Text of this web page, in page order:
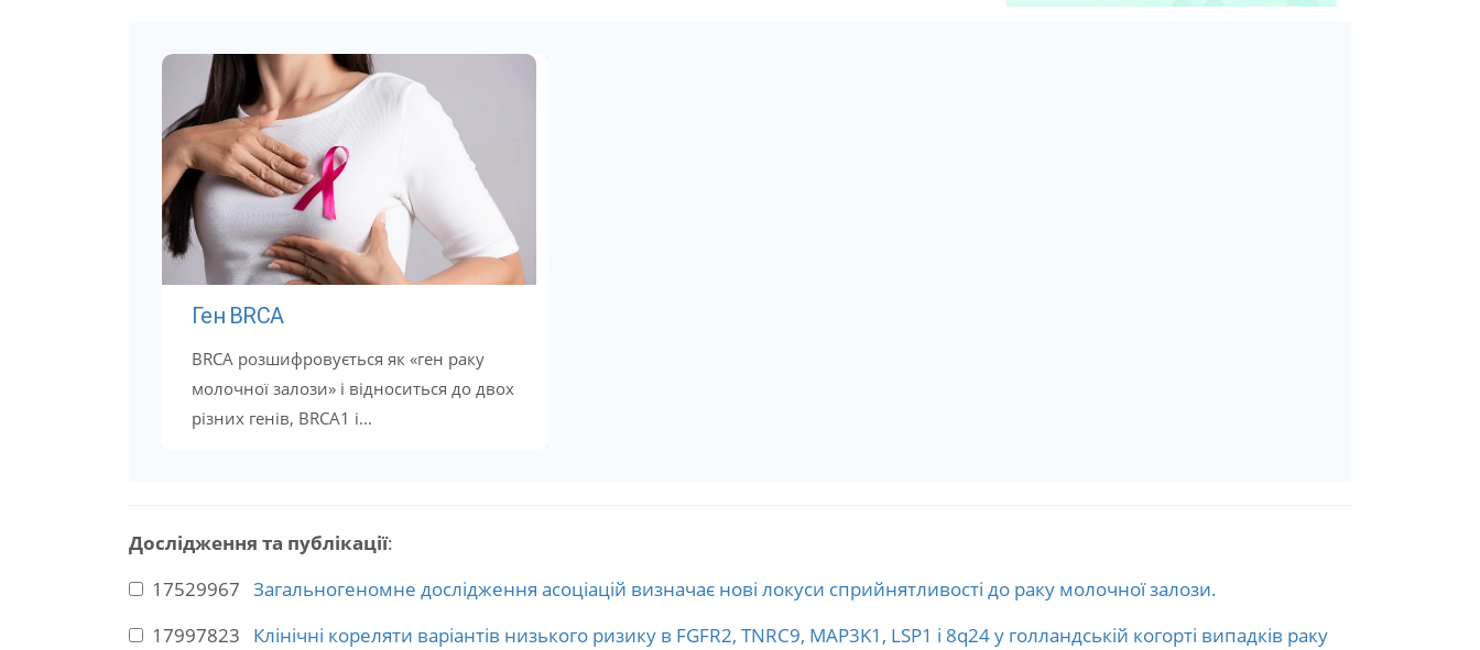
Ген BRCA
BRCA розшифровується як «ген раку
молочної залози» і відноситься до двох
різних генів, BRCA1 і...
Дослідження та публікації:
17529967 Загальногеномне дослідження асоціацій визначає нові локуси сприйнятливості до раку молочної залози.
17997823 Клінічні кореляти варіантів низького ризику в FGFR2, TNRC9, MAP3K1, LSP1 і 8q24 у голландській когорті випадків раку